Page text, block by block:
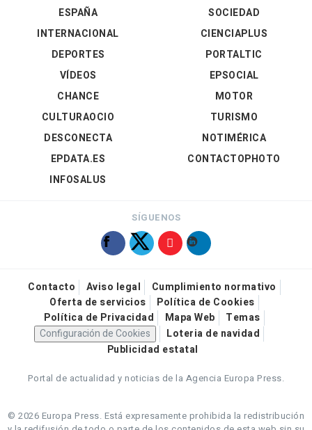
ESPAÑA
INTERNACIONAL
DEPORTES
VÍDEOS
SOCIEDAD
CIENCIAPLUS
PORTALTIC
EPSOCIAL
CHANCE
CULTURAOCIO
DESCONECTA
EPDATA.ES
INFOSALUS
MOTOR
TURISMO
NOTIMÉRICA
CONTACTOPHOTO
SÍGUENOS
Contacto Aviso legal
Cumplimiento normativo
Oferta de servicios
Política de Cookies
Política de Privacidad
Mapa Web
Temas
Configuración de Cookies
Loteria de navidad
Publicidad estatal
Portal de actualidad y noticias de la Agencia Europa Press.
© 2026 Europa Press. Está expresamente prohibida la redistribución